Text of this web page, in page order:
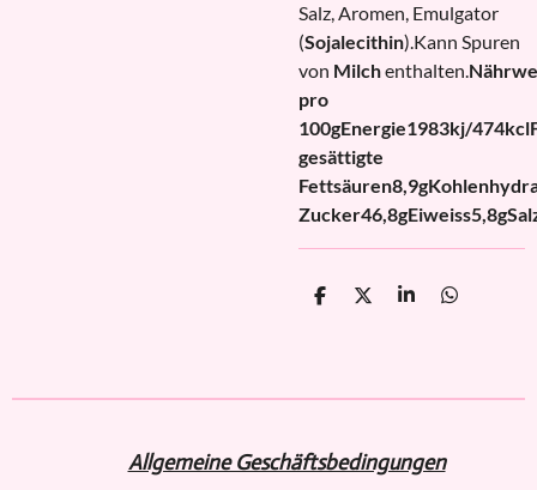
Salz, Aromen, Emulgator
(Sojalecithin).Kann Spuren
von Milchenthalten.
pro
100gEnergie1983kj/474kcl
gesättigte
Fettsäuren8,9g
Zucker46,8gEiweiss5,8g
T
n
T
n
T
n
T
n
Allgemeine Geschäftsbedingungen